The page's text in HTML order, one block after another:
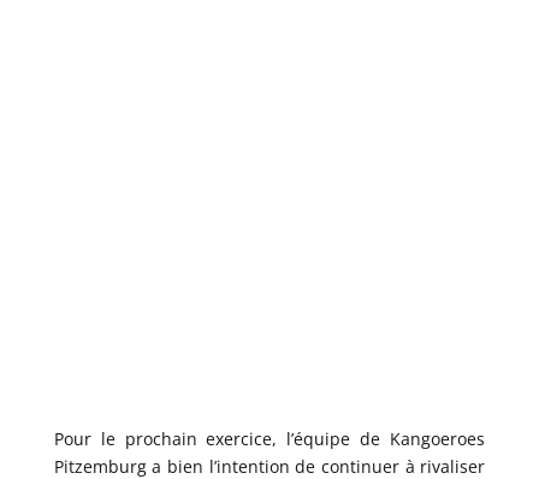
Pour le prochain exercice, l’équipe de Kangoeroes
Pitzemburg a bien l’intention de continuer à rivaliser